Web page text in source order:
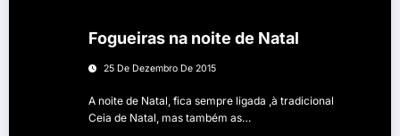
Fogueiras na noite de Natal
25 De Dezembro De 2015
A noite de Natal, fica sempre ligada ,à tradicional
Ceia de Natal, mas também as…